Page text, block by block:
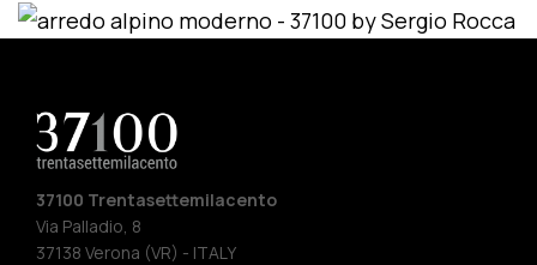
37100 Trentasettemilacento
Via Palladio, 8
37138 Verona (VR) - ITALY